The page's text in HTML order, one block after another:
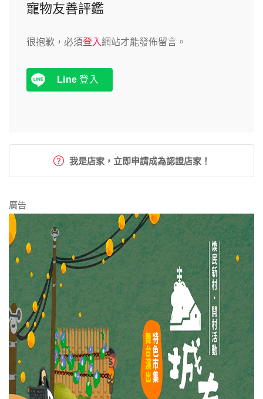
寵物友善評鑑
很抱歉，必須登入網站才能發佈留言。
Line 登入
我是店家，立即申請成為認證店家！
廣告